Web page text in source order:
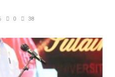
0 38